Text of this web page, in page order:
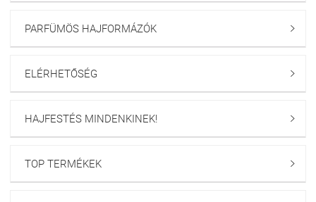
PARFÜMÖS HAJFORMÁZÓK 
ELÉRHETŐSÉG 
HAJFESTÉS MINDENKINEK! 
TOP TERMÉKEK 